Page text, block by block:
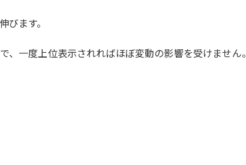
ます。
一度上位表示されればほぼ変動の影響を受けません。